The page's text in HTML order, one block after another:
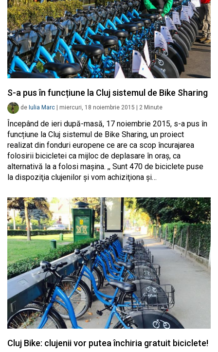
S-a pus în funcțiune la Cluj sistemul de Bike Sharing
de Iulia Marc miercuri, 18 noiembrie 2015 2 Minute
Începând de ieri după-masă, 17 noiembrie 2015, s-a pus în
funcțiune la Cluj sistemul de Bike Sharing, un proiect
realizat din fonduri europene ce are ca scop încurajarea
folosirii bicicletei ca mijloc de deplasare în oraș, ca
alternativă la a folosi mașina. ,, Sunt 470 de biciclete puse
la dispoziţia clujenilor şi vom achiziţiona şi…
Cluj Bike: clujenii vor putea închiria gratuit biciclete!